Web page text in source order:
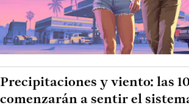
Precipitaciones y viento: las
comenzarán a sentir el